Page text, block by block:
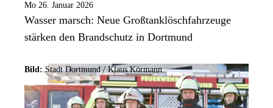
Mo 26. Januar 2026
Wasser marsch: Neue Großtanklöschfahrzeuge
stärken den Brandschutz in Dortmund
Bild:Stadt Dortmund / Klaus Körmann